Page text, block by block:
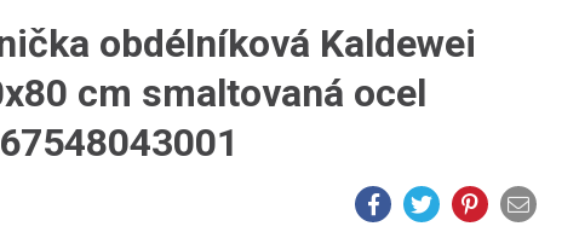
obdélníková Kaldewei
cm smaltovaná ocel